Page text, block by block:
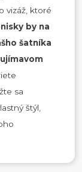
vizáž, ktoré
by na
šatníka
sa
štýl,